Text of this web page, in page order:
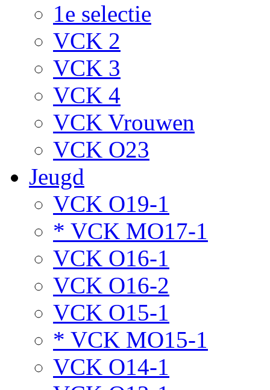
1e selectie
VCK 2
VCK 3
VCK 4
VCK Vrouwen
VCK O23
Jeugd
VCK O19-1
* VCK MO17-1
VCK O16-1
VCK O16-2
VCK O15-1
* VCK MO15-1
VCK O14-1